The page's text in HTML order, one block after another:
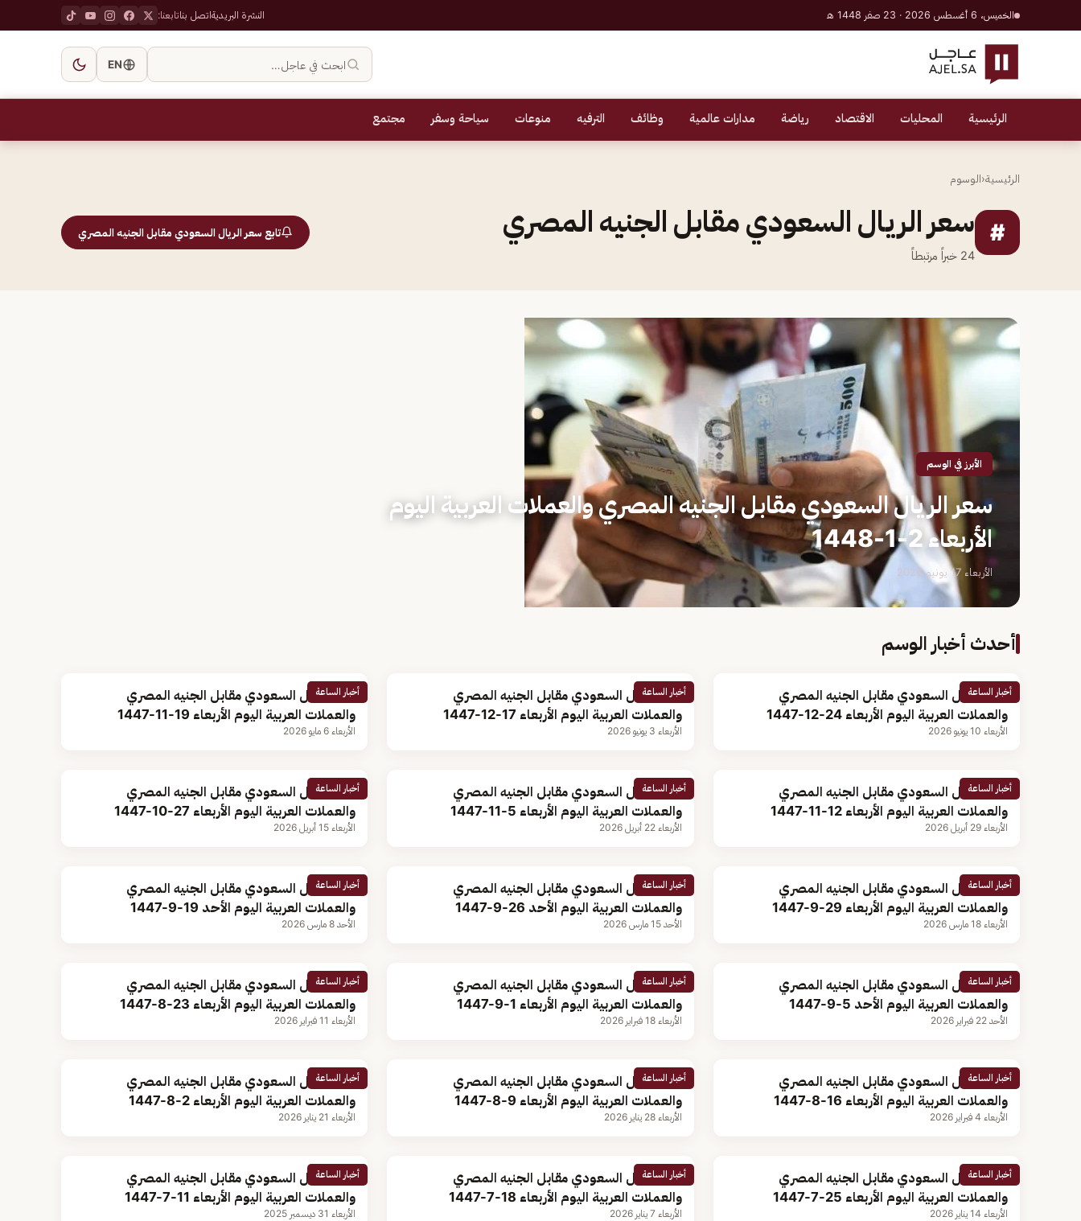
الخميس، 6 أغسطس 2026 · 23 صفر 1448 هـ النشرة البريديةاتصل بناتابعنا:
ابحث في عاجل… EN
الرئيسية المحليات الاقتصاد رياضة مدارات عالمية وظائف الترفيه منوعات سياحة وسفر مجتمع
الرئيسية‹الوسوم
# سعر الريال السعودي مقابل الجنيه المصري
24 خبراً مرتبطاً
تابع سعر الريال السعودي مقابل الجنيه المصري
الأبرز في الوسم
سعر الريال السعودي مقابل الجنيه المصري والعملات العربية اليوم
الأربعاء 2-1-1448
الأربعاء 17 يونيو 2026
أحدث أخبار الوسم
أخبار الساعة
سعر الريال السعودي مقابل الجنيه المصري
والعملات العربية اليوم الأربعاء 24-12-1447
الأربعاء 10 يونيو 2026
أخبار الساعة
سعر الريال السعودي مقابل الجنيه المصري
والعملات العربية اليوم الأربعاء 17-12-1447
الأربعاء 3 يونيو 2026
أخبار الساعة
سعر الريال السعودي مقابل الجنيه المصري
والعملات العربية اليوم الأربعاء 19-11-1447
الأربعاء 6 مايو 2026
أخبار الساعة
سعر الريال السعودي مقابل الجنيه المصري
والعملات العربية اليوم الأربعاء 12-11-1447
الأربعاء 29 أبريل 2026
أخبار الساعة
سعر الريال السعودي مقابل الجنيه المصري
والعملات العربية اليوم الأربعاء 5-11-1447
الأربعاء 22 أبريل 2026
أخبار الساعة
سعر الريال السعودي مقابل الجنيه المصري
والعملات العربية اليوم الأربعاء 27-10-1447
الأربعاء 15 أبريل 2026
أخبار الساعة
سعر الريال السعودي مقابل الجنيه المصري
والعملات العربية اليوم الأربعاء 29-9-1447
الأربعاء 18 مارس 2026
أخبار الساعة
سعر الريال السعودي مقابل الجنيه المصري
والعملات العربية اليوم الأحد 26-9-1447
الأحد 15 مارس 2026
أخبار الساعة
سعر الريال السعودي مقابل الجنيه المصري
والعملات العربية اليوم الأحد 19-9-1447
الأحد 8 مارس 2026
أخبار الساعة
سعر الريال السعودي مقابل الجنيه المصري
والعملات العربية اليوم الأحد 5-9-1447
الأحد 22 فبراير 2026
أخبار الساعة
سعر الريال السعودي مقابل الجنيه المصري
والعملات العربية اليوم الأربعاء 1-9-1447
الأربعاء 18 فبراير 2026
أخبار الساعة
سعر الريال السعودي مقابل الجنيه المصري
والعملات العربية اليوم الأربعاء 23-8-1447
الأربعاء 11 فبراير 2026
أخبار الساعة
سعر الريال السعودي مقابل الجنيه المصري
والعملات العربية اليوم الأربعاء 16-8-1447
الأربعاء 4 فبراير 2026
أخبار الساعة
سعر الريال السعودي مقابل الجنيه المصري
والعملات العربية اليوم الأربعاء 9-8-1447
الأربعاء 28 يناير 2026
أخبار الساعة
سعر الريال السعودي مقابل الجنيه المصري
والعملات العربية اليوم الأربعاء 2-8-1447
الأربعاء 21 يناير 2026
أخبار الساعة
سعر الريال السعودي مقابل الجنيه المصري
والعملات العربية اليوم الأربعاء 25-7-1447
الأربعاء 14 يناير 2026
أخبار الساعة
سعر الريال السعودي مقابل الجنيه المصري
والعملات العربية اليوم الأربعاء 18-7-1447
الأربعاء 7 يناير 2026
أخبار الساعة
سعر الريال السعودي مقابل الجنيه المصري
والعملات العربية اليوم الأربعاء 11-7-1447
الأربعاء 31 ديسمبر 2025